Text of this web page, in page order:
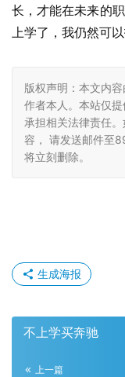
长，才能在未来的
上学了，我仍然可
版权声明：本文内
作者本人。本站仅
承担相关法律责任
容， 请发送邮件至
将立刻删除。
生成海报
不上学买奔驰
上一篇